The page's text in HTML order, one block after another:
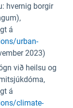
hvernig borgir
á
urban-
2023)
við heilsu og
á
climate-